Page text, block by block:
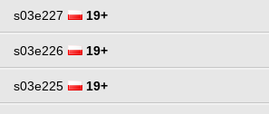
s03e227 19+
s03e226 19+
s03e225 19+